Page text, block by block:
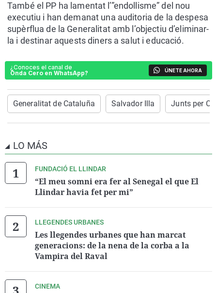
També el PP ha lamentat l’”endollisme” del nou
executiu i han demanat una auditoria de la despesa
supèrflua de la Generalitat amb l’objectiu d’eliminar-
la i destinar aquests diners a salut i educació.
¿Conoces el canal de
Onda Cero en WhatsApp?
ÚNETE AHORA
Generalitat de Cataluña Salvador Illa Junts per
LO MÁS
FUNDACIÓ EL LLINDAR
“El meu somni era fer al Senegal el que El
Llindar havia fet per mi”
LLEGENDES URBANES
Les llegendes urbanes que han marcat
generacions: de la nena de la corba a la
Vampira del Raval
CINEMA